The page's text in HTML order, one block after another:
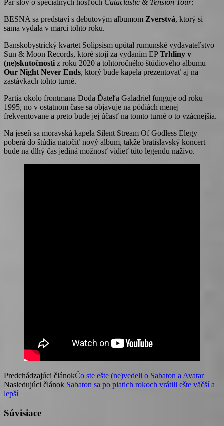
BESNA sa predstaví s debutovým albumom Zverstvá, ktorý si
sama vydala v marci tohto roku.
Banskobystrický kvartet Solipsism upútal rumunské vydavateľstvo
Sun & Moon Records, ktoré stojí za vydaním EPTrhliny v
(ne)skutočnosti z roku 2020 a tohtoročného štúdiového albumu
Our Night Never Ends, ktorý bude kapela prezentovať aj na
zastávkach tohto turné.
Partia okolo frontmana Doda Ďateľa Galadriel funguje od roku
1995, no v ostatnom čase sa objavuje na pódiách menej
frekventovane a preto bude jej účasť na tomto turné o to vzácnejšia.
Na jeseň sa moravská kapela Silent Stream Of Godless Elegy
poberá do štúdia natočiť nový album, takže bratislavský koncert
bude na dlhý čas jediná možnosť vidieť túto legendu naživo.
Predchádzajúci článokČo ste ešte (ne)vedeli o Sabaton a Avatar
Nasledujúci článok Sabaton sa po piatich rokoch vrátili ešte väčší a
lepší
Súvisiace